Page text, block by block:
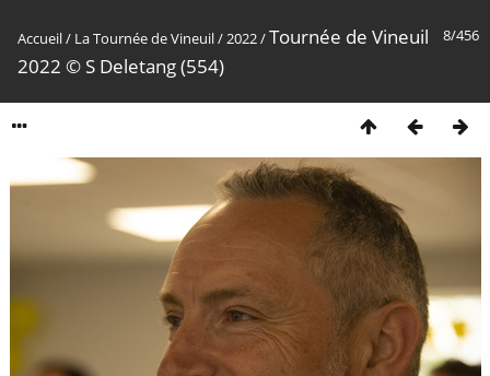
8/456
Accueil/ La Tournée de Vineuil/2022/Tournée de Vineuil
2022 © S Deletang (554)